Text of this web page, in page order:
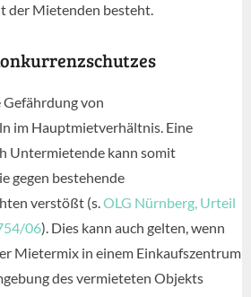
der Mietenden besteht.
Gefährdung von
im Hauptmietverhältnis. Eine
Untermietende kann somit
gegen bestehende
verstößt (s.OLG Nürnberg, Urteil
06). Dies kann auch gelten, wenn
Mietermix in einem Einkaufszentrum
des vermieteten Objekts